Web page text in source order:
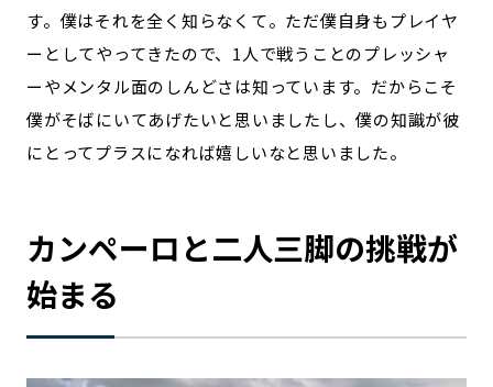
す。僕はそれを全く知らなくて。ただ僕自身もプレイヤ
ーとしてやってきたので、1人で戦うことのプレッシャ
ーやメンタル面のしんどさは知っています。だからこそ
僕がそばにいてあげたいと思いましたし、僕の知識が彼
にとってプラスになれば嬉しいなと思いました。
カンペーロと二人三脚の挑戦が
始まる